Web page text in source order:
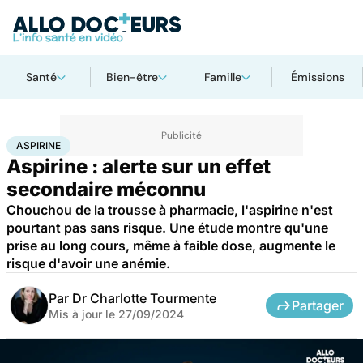
Santé Bien-être Famille Émissions
AccueilSanté Aspirine
ASPIRINE
Aspirine : alerte sur un effet
secondaire méconnu
Chouchou de la trousse à pharmacie, l'aspirine n'est
pourtant pas sans risque. Une étude montre qu'une
prise au long cours, même à faible dose, augmente le
risque d'avoir une anémie.
Par Dr Charlotte Tourmente
Mis à jour le 27/09/2024
Partager